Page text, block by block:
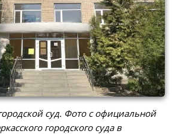
суд. Фото с официальной
городского суда в